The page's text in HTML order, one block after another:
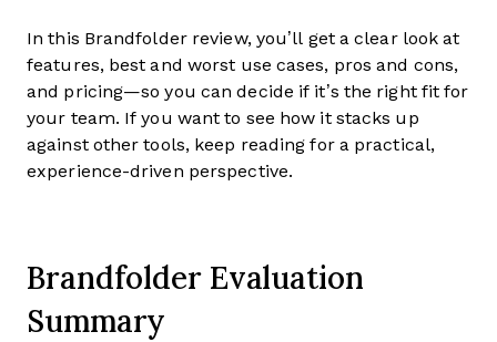
In this Brandfolder review, you’ll get a clear look at
features, best and worst use cases, pros and cons,
and pricing—so you can decide if it’s the right fit for
your team. If you want to see how it stacks up
against other tools, keep reading for a practical,
experience-driven perspective.
Brandfolder Evaluation
Summary